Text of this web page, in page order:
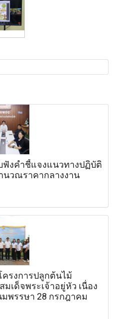
งคำชี้แจงแนวทางปฏิบัติ
นวณราคากลางงาน
รงการปลูกต้นไม้
เด็จพระเจ้าอยู่หัว เนื่อง
พรรษา 28 กรกฎาคม